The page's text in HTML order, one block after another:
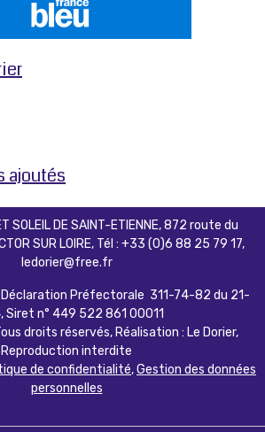
ajoutés
SOLEIL DE SAINT-ETIENNE, 872 route du
SUR LOIRE, Tél : +33 (0)6 88 25 79 17,
ledorier@free.fr
Déclaration Préfectorale 311-74-82 du 21-
Siret n° 449 522 861 00011
droits réservés, Réalisation : Le Dorier,
Reproduction interdite
de confidentialité,Gestion des données
personnelles